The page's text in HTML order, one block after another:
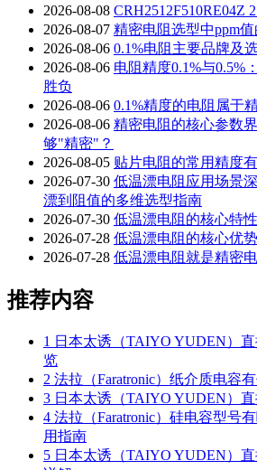
2026-08-08 CRH2512F510RE04Z
2026-08-07 精密电阻选型中ppm
2026-08-06 0.1%电阻主要品牌及
2026-08-06 电阻精度0.1%与0.5%
胜负
2026-08-06 0.1%精度的电阻属于
2026-08-06 精密电阻的核心参数
够"精密"？
2026-08-05 贴片电阻的常用精度
2026-07-30 低温漂电阻应用场景
漂到阻值的多维选型指南
2026-07-30 低温漂电阻的核心特
2026-07-28 低温漂电阻的核心优
2026-07-28 低温漂电阻就是精密
推荐内容
1 日本太诱（TAIYO YUDEN）
览
2 法拉（Faratronic）纸介质电容
3 日本太诱（TAIYO YUDEN）
4 法拉（Faratronic）硅电容型号
用指南
5 日本太诱（TAIYO YUDEN）